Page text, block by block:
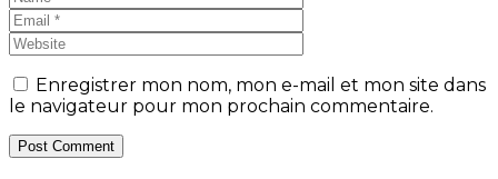
Enregistrer mon nom, mon e-mail et mon site dans
le navigateur pour mon prochain commentaire.
Post Comment